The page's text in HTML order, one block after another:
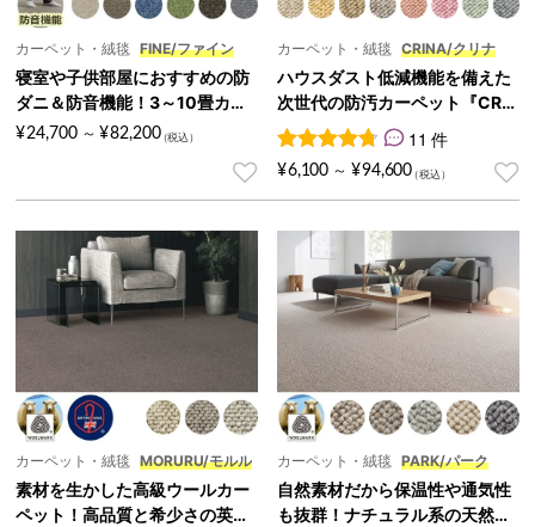
カーペット・絨毯 FINE/ファイン
寝室や子供部屋におすすめの防
ダニ＆防音機能！3～10畳カー
ペット『FINE/ファイン』
¥24,700 ～ ¥82,200
カーペット・絨毯 CRINA/クリナ
ハウスダスト低減機能を備えた
次世代の防汚カーペット『CRIN
A/クリナ』
11
件の利用者評価に基づく5段
11 件
¥6,100 ～ ¥94,600
カーペット・絨毯 MORURU/モルル
素材を生かした高級ウールカー
ペット！高品質と希少さの英国
カーペット・絨毯 PARK/パーク
自然素材だから保温性や通気性
も抜群！ナチュラル系の天然ウ